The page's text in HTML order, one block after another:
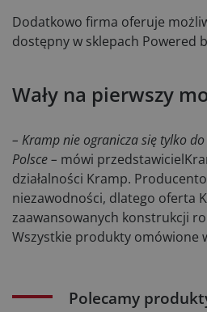
Dodatkowo firma oferuje
dostępny w sklepach Powered
Wały na pierwszy
– Kramp nie ogranicza się tylko
Polsce – mówi
działalności Kramp.
niezawodności, dlatego oferta
zaawansowanych konstrukcji
Wszystkie produkty omówione
Polecamy